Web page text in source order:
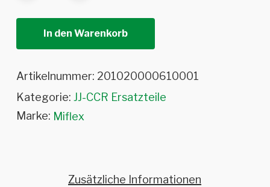
In den Warenkorb
Artikelnummer: 201020000610001
Kategorie: JJ-CCR Ersatzteile
Marke: Miflex
Zusätzliche Informationen